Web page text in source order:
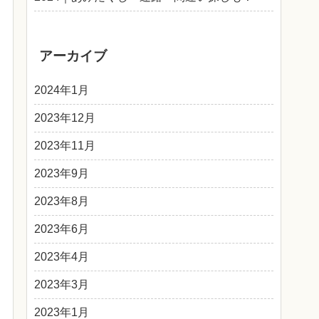
アーカイブ
2024年1月
2023年12月
2023年11月
2023年9月
2023年8月
2023年6月
2023年4月
2023年3月
2023年1月